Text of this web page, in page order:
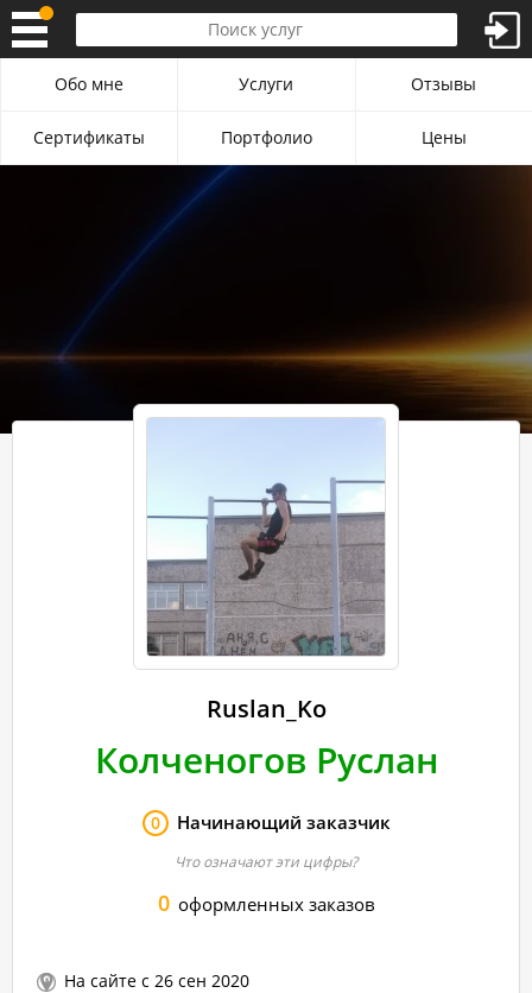
Ruslan_Ko
Колченогов Руслан
0 Начинающий заказчик
Что означают эти цифры?
0 оформленных заказов
На сайте с 26 сен 2020
Обо мне Услуги Отзывы
Сертификаты Портфолио Цены